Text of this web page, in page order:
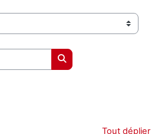
Rechercher des cours
Tout déplier